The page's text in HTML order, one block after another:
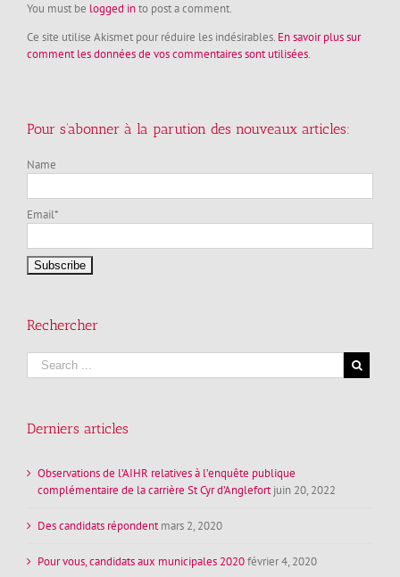
You must be logged into post a comment.
Ce site utilise Akismet pour réduire les indésirables. En savoir plus sur
comment les données de vos commentaires sont utilisées.
Pour s’abonner à la parution des nouveaux articles:
Name
Email*
Rechercher
Derniers articles
Observations de l’AIHR relatives à l’enquête publique
complémentaire de la carrière St Cyr d’Anglefort juin 20, 2022
Des candidats répondent mars 2, 2020
Pour vous, candidats aux municipales 2020février 4, 2020